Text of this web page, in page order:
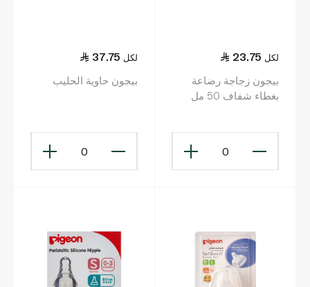
23.75 لكل
بيجون زجاجة رضاعة
بغطاء شفاف 50 مل
0
37.75 لكل
بيجون حاوية الحليب
0